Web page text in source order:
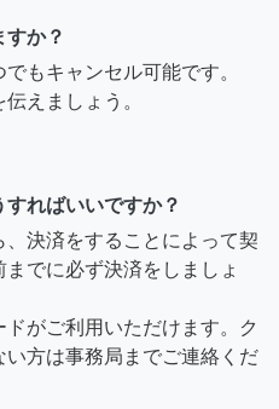
すか？
もキャンセル可能です。
えましょう。
ればいいですか？
決済をすることによって契
でに必ず決済をしましょ
がご利用いただけます。ク
方は事務局までご連絡くだ